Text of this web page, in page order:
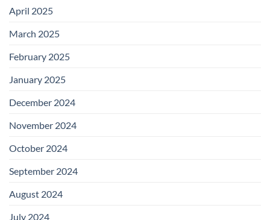
April 2025
March 2025
February 2025
January 2025
December 2024
November 2024
October 2024
September 2024
August 2024
July 2024